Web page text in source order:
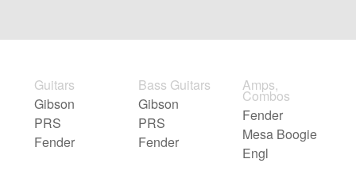
Guitars
Gibson
PRS
Fender
Bass Guitars
Gibson
PRS
Fender
Amps,
Combos
Fender
Mesa Boogie
Engl